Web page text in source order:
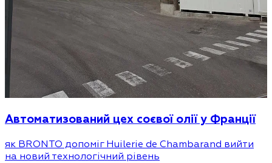
Автоматизований цех соєвої олії у Франції
як BRONTO допоміг Huilerie de Chambarand вийти
на новий технологічний рівень